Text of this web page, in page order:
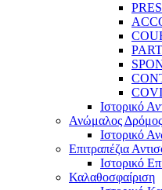
Ιστορικό
Ανώμαλος Δρόμος
Ιστορικό
Επιτραπέζια
Ιστορικό
Καλαθοσφαίριση